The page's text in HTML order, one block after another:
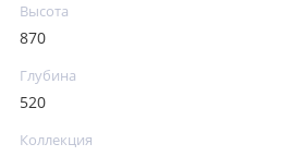
Высота
870
Глубина
520
Коллекция